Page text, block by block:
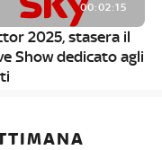
00:02:15
2025, stasera il
Show dedicato agli